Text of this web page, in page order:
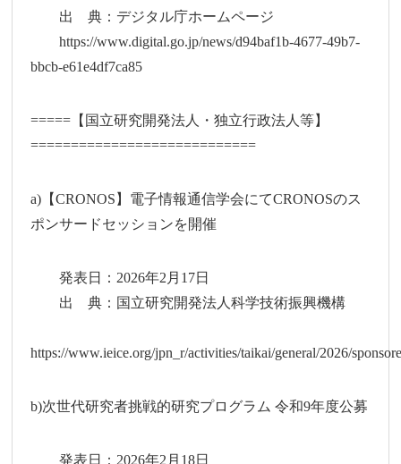
出 典：デジタル庁ホームページ
https://www.digital.go.jp/news/d94baf1b-4677-49b7-
bbcb-e61e4df7ca85
=====【国立研究開発法人・独立行政法人等】
============================
a)【CRONOS】電子情報通信学会にてCRONOSのス
ポンサードセッションを開催
発表日：2026年2月17日
出 典：国立研究開発法人科学技術振興機構
https://www.ieice.org/jpn_r/activities/taikai/general/2026/
b)次世代研究者挑戦的研究プログラム 令和9年度公募
発表日：2026年2月18日